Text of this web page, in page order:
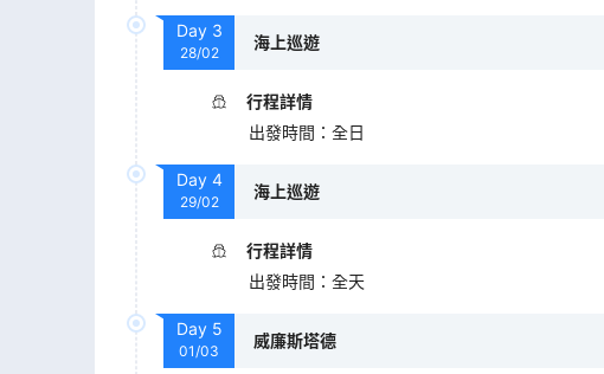
Day 3
28/02
海上巡遊
行程詳情
出發時間 ： 全日
Day 4
29/02
海上巡遊
行程詳情
出發時間 ： 全天
Day 5
01/03
威廉斯塔德